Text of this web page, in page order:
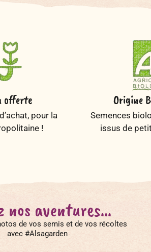
offerte
pour la
!
Origine
Semences
issus de
nos aventures...
de vos semis et de vos récoltes
avec #Alsagarden